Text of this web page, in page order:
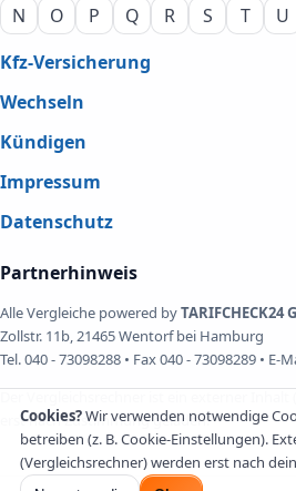
N
O P Q R S T U
Kfz-Versicherung
Wechseln
Kündigen
Impressum
Datenschutz
Partnerhinweis
Alle Vergleiche powered byTARIFCHECK24
Zollstr. 11b, 21465 Wentorf bei Hamburg
Tel. 040 - 73098288 • Fax 040 - 73098289 •
erst nach Zustimmung geladen.
Cookies?Wir verwenden notwendige
betreiben (z. B. Cookie-Einstellungen).
(Vergleichsrechner) werden erst nach